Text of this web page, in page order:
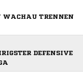
WACHAU TRENNEN
DEFENSIVE